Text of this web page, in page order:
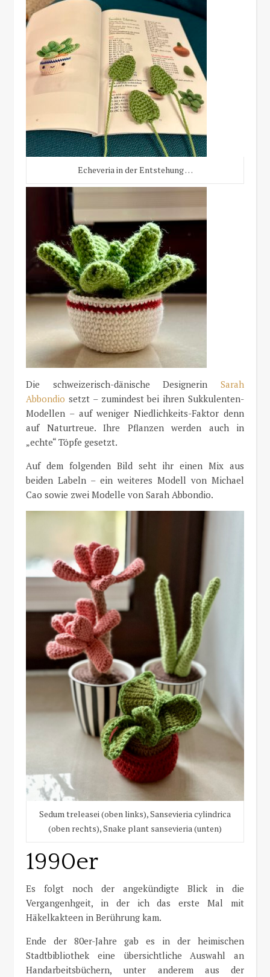
Echeveria in der Entstehung …
Die schweizerisch-dänische Designerin Sarah
Abbondio setzt – zumindest bei ihren Sukkulenten-
Modellen – auf weniger Niedlichkeits-Faktor denn
auf Naturtreue. Ihre Pflanzen werden auch in
„echte“ Töpfe gesetzt.
Auf dem folgenden Bild seht ihr einen Mix aus
beiden Labeln – ein weiteres Modell von Michael
Cao sowie zwei Modelle von Sarah Abbondio.
Sedum treleasei (oben links), Sansevieria cylindrica
(oben rechts), Snake plant sansevieria (unten)
1990er
Es folgt noch der angekündigte Blick in die
Vergangenhgeit, in der ich das erste Mal mit
Häkelkakteen in Berührung kam.
Ende der 80er-Jahre gab es in der heimischen
Stadtbibliothek eine übersichtliche Auswahl an
Handarbeitsbüchern, unter anderem aus der